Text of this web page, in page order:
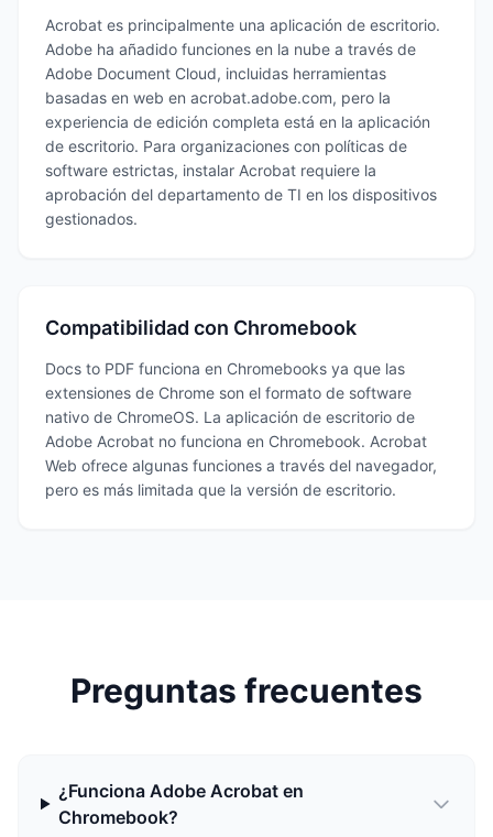
Acrobat es principalmente una aplicación de escritorio.
Adobe ha añadido funciones en la nube a través de
Adobe Document Cloud, incluidas herramientas
basadas en web en acrobat.adobe.com, pero la
experiencia de edición completa está en la aplicación
de escritorio. Para organizaciones con políticas de
software estrictas, instalar Acrobat requiere la
aprobación del departamento de TI en los dispositivos
gestionados.
Compatibilidad con Chromebook
Docs to PDF funciona en Chromebooks ya que las
extensiones de Chrome son el formato de software
nativo de ChromeOS. La aplicación de escritorio de
Adobe Acrobat no funciona en Chromebook. Acrobat
Web ofrece algunas funciones a través del navegador,
pero es más limitada que la versión de escritorio.
Preguntas frecuentes
¿Funciona Adobe Acrobat en
Chromebook?